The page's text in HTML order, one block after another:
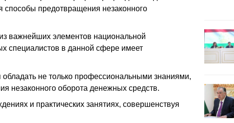
предотвращения незаконного
важнейших элементов национальной
специалистов в данной сфере имеет
не только профессиональными знаниями,
незаконного оборота денежных средств.
и практических занятиях, совершенствуя